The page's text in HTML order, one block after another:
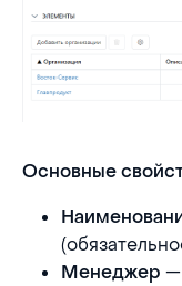
Основные
Менеджер —